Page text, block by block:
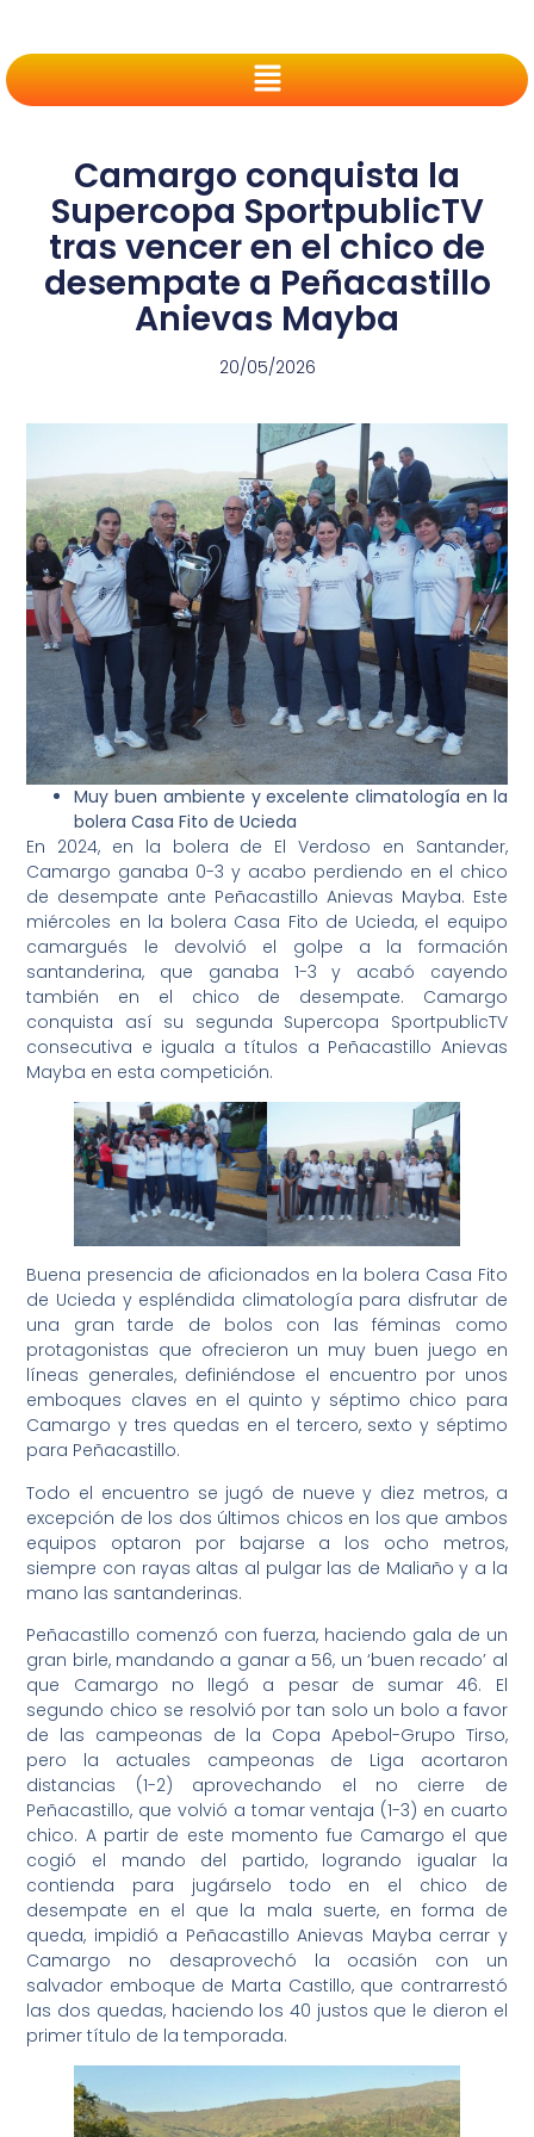
Camargo conquista la
Supercopa SportpublicTV
tras vencer en el chico de
desempate a Peñacastillo
Anievas Mayba
20/05/2026
Muy buen ambiente y excelente climatología en la
bolera Casa Fito de Ucieda
En 2024, en la bolera de El Verdoso en Santander,
Camargo ganaba 0-3 y acabo perdiendo en el chico
de desempate ante Peñacastillo Anievas Mayba. Este
miércoles en la bolera Casa Fito de Ucieda, el equipo
camargués le devolvió el golpe a la formación
santanderina, que ganaba 1-3 y acabó cayendo
también en el chico de desempate. Camargo
conquista así su segunda Supercopa SportpublicTV
consecutiva e iguala a títulos a Peñacastillo Anievas
Mayba en esta competición.
Buena presencia de aficionados en la bolera Casa Fito
de Ucieda y espléndida climatología para disfrutar de
una gran tarde de bolos con las féminas como
protagonistas que ofrecieron un muy buen juego en
líneas generales, definiéndose el encuentro por unos
emboques claves en el quinto y séptimo chico para
Camargo y tres quedas en el tercero, sexto y séptimo
para Peñacastillo.
Todo el encuentro se jugó de nueve y diez metros, a
excepción de los dos últimos chicos en los que ambos
equipos optaron por bajarse a los ocho metros,
siempre con rayas altas al pulgar las de Maliaño y a la
mano las santanderinas.
Peñacastillo comenzó con fuerza, haciendo gala de un
gran birle, mandando a ganar a 56, un ‘buen recado’ al
que Camargo no llegó a pesar de sumar 46. El
segundo chico se resolvió por tan solo un bolo a favor
de las campeonas de la Copa Apebol-Grupo Tirso,
pero la actuales campeonas de Liga acortaron
distancias (1-2) aprovechando el no cierre de
Peñacastillo, que volvió a tomar ventaja (1-3) en cuarto
chico. A partir de este momento fue Camargo el que
cogió el mando del partido, logrando igualar la
contienda para jugárselo todo en el chico de
desempate en el que la mala suerte, en forma de
queda, impidió a Peñacastillo Anievas Mayba cerrar y
Camargo no desaprovechó la ocasión con un
salvador emboque de Marta Castillo, que contrarrestó
las dos quedas, haciendo los 40 justos que le dieron el
primer título de la temporada.